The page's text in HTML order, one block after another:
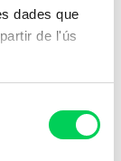
dades que
de l'ús